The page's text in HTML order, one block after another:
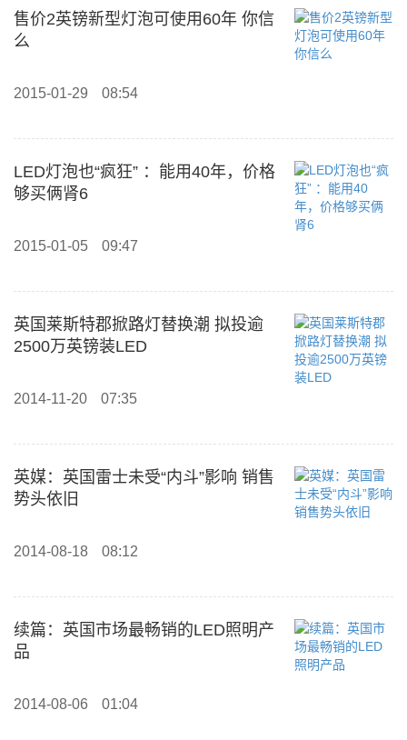
售价2英镑新型灯泡可使用60年 你信
么
2015-01-29 08:54
LED灯泡也“疯狂” ：能用40年，价格
够买俩肾6
2015-01-05 09:47
英国莱斯特郡掀路灯替换潮 拟投逾
2500万英镑装LED
2014-11-20 07:35
英媒：英国雷士未受“内斗”影响 销售
势头依旧
2014-08-18 08:12
续篇：英国市场最畅销的LED照明产
品
2014-08-06 01:04